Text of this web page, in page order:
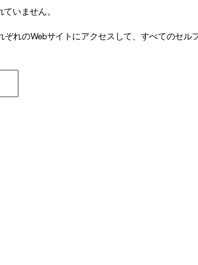
いません。
れのWebサイトにアクセスして、すべてのセル